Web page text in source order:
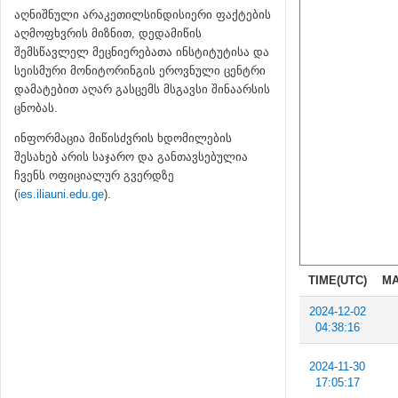
აღნიშნული არაკეთილსინდისიერი ფაქტების
აღმოფხვრის მიზნით, დედამიწის
შემსწავლელ მეცნიერებათა ინსტიტუტისა და
სეისმური მონიტორინგის ეროვნული ცენტრი
დამატებით აღარ გასცემს მსგავსი შინაარსის
ცნობას.
ინფორმაცია მიწისძვრის ხდომილების
შესახებ არის საჯარო და განთავსებულია
ჩვენს ოფიციალურ გვერდზე
(ies.iliauni.edu.ge).
TIME(UTC)
2024-12-02
04:38:16
2024-11-30
17:05:17